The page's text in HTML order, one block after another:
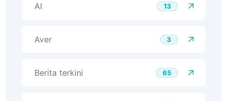
AI 13
Aver 3
Berita terkini 65